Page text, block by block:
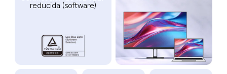
reducida (software)